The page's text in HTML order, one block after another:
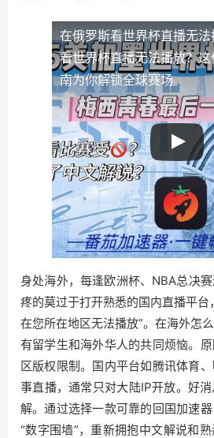
在俄罗斯看世界杯直播无法
看世界杯直播无法播放？
南为你解锁全球赛场
身处海外，每逢欧洲杯、NBA总决
疼的莫过于打开熟悉的国内直播平台
在您所在地区无法播放”。在海外怎
有留学生和海外华人的共同烦恼。
区版权限制。国内平台如腾讯体育
事直播，通常只对大陆IP开放。好
解。通过选择一款可靠的回国加速
“数字围墙”，重新拥抱中文解说和